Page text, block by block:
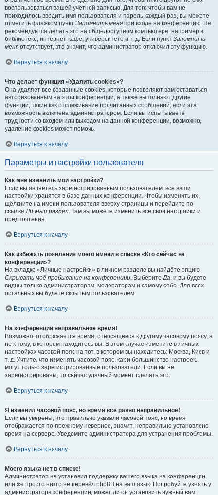
воспользоваться вашей учётной записью. Для того чтобы вам не
приходилось вводить имя пользователя и пароль каждый раз, вы можете
отметить флажком пункт Запомнить меня при входе на конференцию. Не
рекомендуется делать это на общедоступном компьютере, например в
библиотеке, интернет-кафе, университете и т. д. Если пункт Запомнить
меня отсутствует, это значит, что администратор отключил эту функцию.
Вернуться к началу
Что делает функция «Удалить cookies»?
Она удаляет все созданные cookies, которые позволяют вам оставаться
авторизованным на этой конференции, а также выполняют другие
функции, такие как отслеживание прочитанных сообщений, если эта
возможность включена администратором. Если вы испытываете
трудности со входом или выходом на данной конференции, возможно,
удаление cookies может помочь.
Вернуться к началу
Параметры и настройки пользователя
Как мне изменить мои настройки?
Если вы являетесь зарегистрированным пользователем, все ваши
настройки хранятся в базе данных конференции. Чтобы изменить их,
щёлкните на имени пользователя вверху страницы и перейдите по
ссылкеЛичный раздел. Там вы можете изменить все свои настройки и
предпочтения.
Вернуться к началу
Как избежать появления моего имени в списке «Кто сейчас на
конференции»?
На вкладке «Личные настройки» в личном разделе вы найдёте опцию
Скрывать моё пребывание на конференции. ВыберитеДа, и вы будете
видны только администраторам, модераторам и самому себе. Для всех
остальных вы будете скрытым пользователем.
Вернуться к началу
На конференции неправильное время!
Возможно, отображается время, относящееся к другому часовому поясу, а
не к тому, в котором находитесь вы. В этом случае измените в личных
настройках часовой пояс на тот, в котором вы находитесь: Москва, Киев и
т. д. Учтите, что изменять часовой пояс, как и большинство настроек,
могут только зарегистрированные пользователи. Если вы не
зарегистрированы, то сейчас удачный момент сделать это.
Вернуться к началу
Я изменил часовой пояс, но время всё равно неправильное!
Если вы уверены, что правильно указали часовой пояс, но время
отображается по-прежнему неверное, значит, неправильно установлено
время на сервере. Уведомите администратора для устранения проблемы.
Вернуться к началу
Моего языка нет в списке!
Администратор не установил поддержку вашего языка на конференции,
или же просто никто не перевёл phpBB на ваш язык. Попробуйте узнать у
администратора конференции, может ли он установить нужный вам